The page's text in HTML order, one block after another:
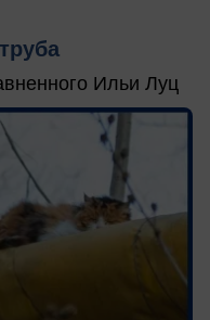
Ильи Луц